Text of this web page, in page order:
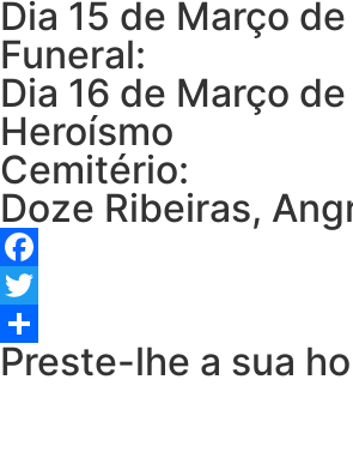
Dia 15 de Março
Funeral:
Dia 16 de Março
Heroísmo
Cemitério:
Doze Ribeiras,
Facebook
Twitter
Share
Preste-lhe a sua